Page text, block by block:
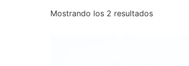
Mostrando los 2 resultados